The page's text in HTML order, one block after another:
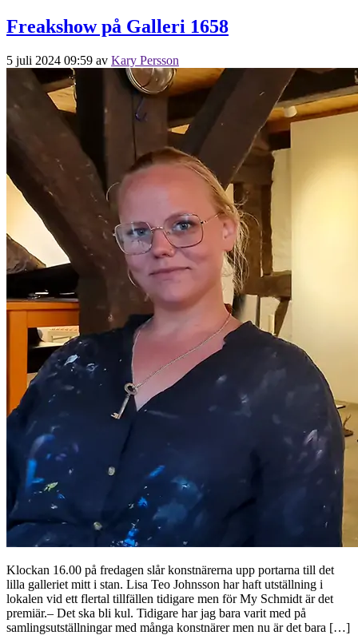
Freakshow på Galleri 1658
5 juli 2024 09:59 av Kary Persson
Klockan 16.00 på fredagen slår konstnärerna upp portarna till det
lilla galleriet mitt i stan. Lisa Teo Johnsson har haft utställning i
lokalen vid ett flertal tillfällen tidigare men för My Schmidt är det
premiär.– Det ska bli kul. Tidigare har jag bara varit med på
samlingsutställningar med många konstnärer men nu är det bara […]